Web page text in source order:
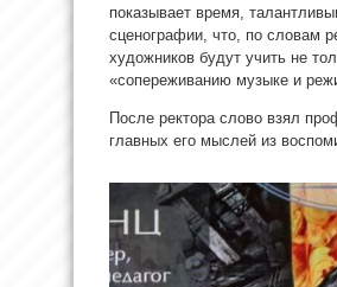
показывает время,
сценографии, что, по словам
художников будут учить не
«сопереживанию музыке и
После ректора слово взял
главных его мыслей из